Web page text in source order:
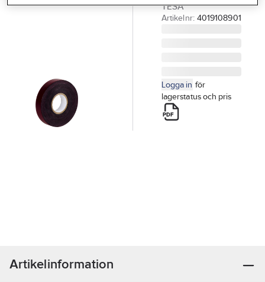
TESA
Artikelnr: 4019108901
Logga in för
lagerstatus och pris
Artikelinformation